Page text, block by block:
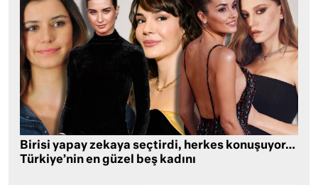
Birisi yapay zekaya seçtirdi, herkes konuşuyor…
Türkiye’nin en güzel beş kadını